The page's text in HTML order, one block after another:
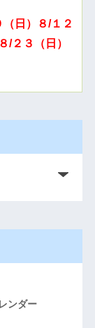
日）８/１２
/２３（日）
ンダー